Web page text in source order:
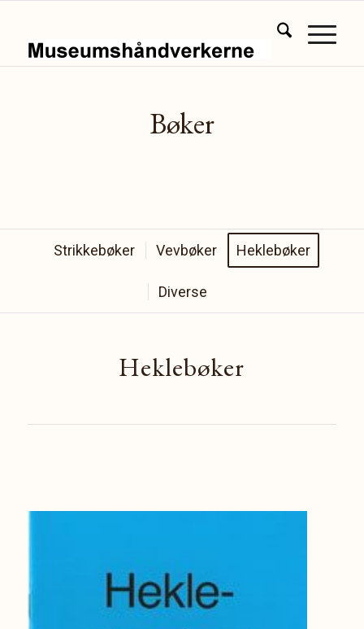
Bøker
Strikkebøker Vevbøker Heklebøker
Diverse
Heklebøker